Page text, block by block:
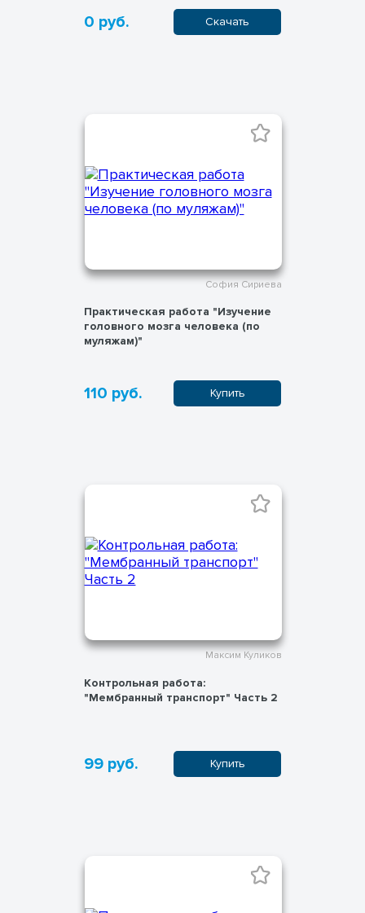
0 руб. Скачать
София Сириева
Практическая работа "Изучение
головного мозга человека (по
муляжам)"
110 руб. Купить
Максим Куликов
Контрольная работа:
"Мембранный транспорт" Часть 2
99 руб. Купить